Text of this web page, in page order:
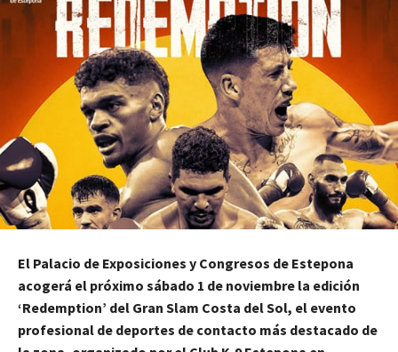
El Palacio de Exposiciones y Congresos de Estepona
acogerá el próximo sábado 1 de noviembre la edición
‘Redemption’ del Gran Slam Costa del Sol, el evento
profesional de deportes de contacto más destacado de